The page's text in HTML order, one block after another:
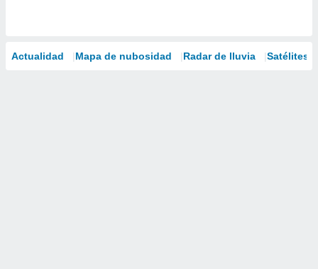
Actualidad Mapa de nubosidad Radar de lluvia Satélites